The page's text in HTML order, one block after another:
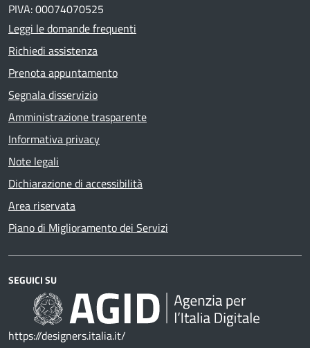
PIVA: 00074070525
Leggi le domande frequenti
Richiedi assistenza
Prenota appuntamento
Segnala disservizio
Amministrazione trasparente
Informativa privacy
Note legali
Dichiarazione di accessibilità
Area riservata
Piano di Miglioramento dei Servizi
SEGUICI SU
https://designers.italia.it/